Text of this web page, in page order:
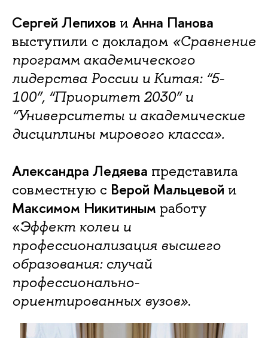
Сергей Лепихов и Анна Панова
выступили с докладом «Сравнение
программ академического
лидерства России и Китая: “5-
100”, “Приоритет 2030” и
“Университеты и академические
дисциплины мирового класса».
Александра Ледяева представила
совместную с Верой Мальцевой и
Максимом Никитиным работу
«Эффект колеи и
профессионализация высшего
образования: случай
профессионально-
ориентированных вузов».